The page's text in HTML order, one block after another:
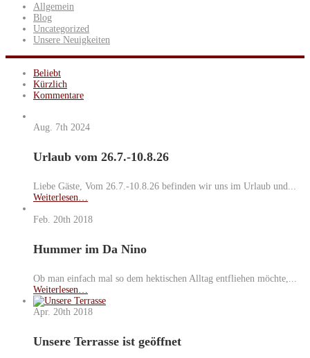
Allgemein
Blog
Uncategorized
Unsere Neuigkeiten
Beliebt
Kürzlich
Kommentare
Aug. 7th 2024
Urlaub vom 26.7.-10.8.26
Liebe Gäste, Vom 26.7.-10.8.26 befinden wir uns im Urlaub und...
Weiterlesen…
Feb. 20th 2018
Hummer im Da Nino
Ob man einfach mal so dem hektischen Alltag entfliehen möchte,...
Weiterlesen…
Apr. 20th 2018
Unsere Terrasse ist geöffnet